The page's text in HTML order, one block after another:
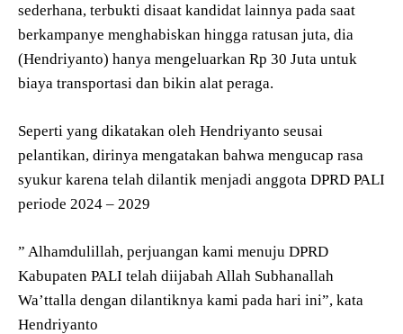
sederhana, terbukti disaat kandidat lainnya pada saat
berkampanye menghabiskan hingga ratusan juta, dia
(Hendriyanto) hanya mengeluarkan Rp 30 Juta untuk
biaya transportasi dan bikin alat peraga.
Seperti yang dikatakan oleh Hendriyanto seusai
pelantikan, dirinya mengatakan bahwa mengucap rasa
syukur karena telah dilantik menjadi anggota DPRD PALI
periode 2024 – 2029
” Alhamdulillah, perjuangan kami menuju DPRD
Kabupaten PALI telah diijabah Allah Subhanallah
Wa’ttalla dengan dilantiknya kami pada hari ini”, kata
Hendriyanto